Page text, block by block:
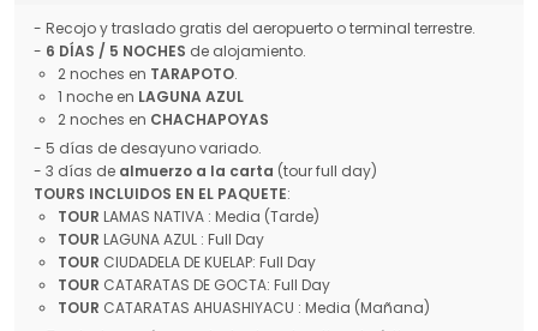
- Recojo y traslado gratis del aeropuerto o terminal terrestre.
- 6 DÍAS / 5 NOCHES de alojamiento.
2 noches en TARAPOTO.
1 noche en LAGUNA AZUL
2 noches en CHACHAPOYAS
- 5 días de desayuno variado.
- 3 días de almuerzo a la carta (tour full day)
TOURS INCLUIDOS EN EL PAQUETE:
TOUR LAMAS NATIVA : Media (Tarde)
TOUR LAGUNA AZUL : Full Day
TOUR CIUDADELA DE KUELAP: Full Day
TOUR CATARATAS DE GOCTA: Full Day
TOUR CATARATAS AHUASHIYACU : Media (Mañana)